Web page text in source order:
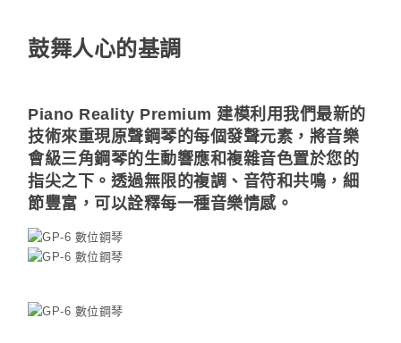
鼓舞人心的基調
Piano Reality Premium 建模利用我們最新的
技術來重現原聲鋼琴的每個發聲元素，將音樂
會級三角鋼琴的生動響應和複雜音色置於您的
指尖之下。透過無限的複調、音符和共鳴，細
節豐富，可以詮釋每一種音樂情感。